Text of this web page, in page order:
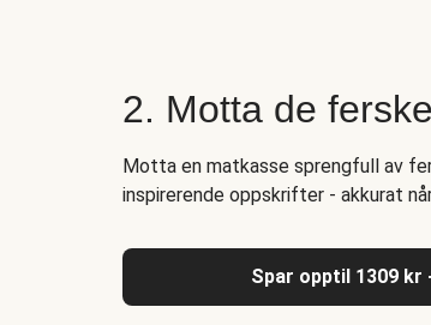
2. Motta de
Motta en matkasse sprengfull av
inspirerende oppskrifter - akkurat
Spar opptil 1309 kr